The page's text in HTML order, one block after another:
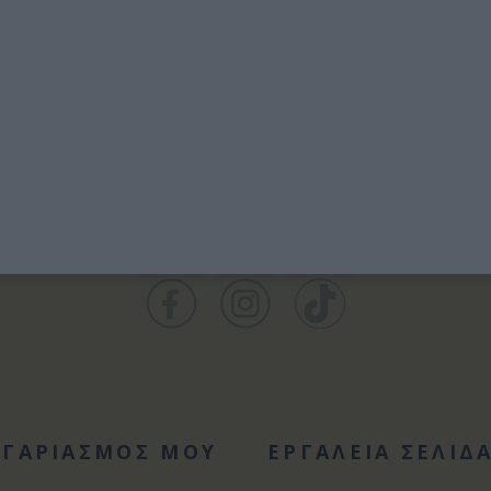
ΜΟΥ ΕΡΓΑΛΕΙΑ